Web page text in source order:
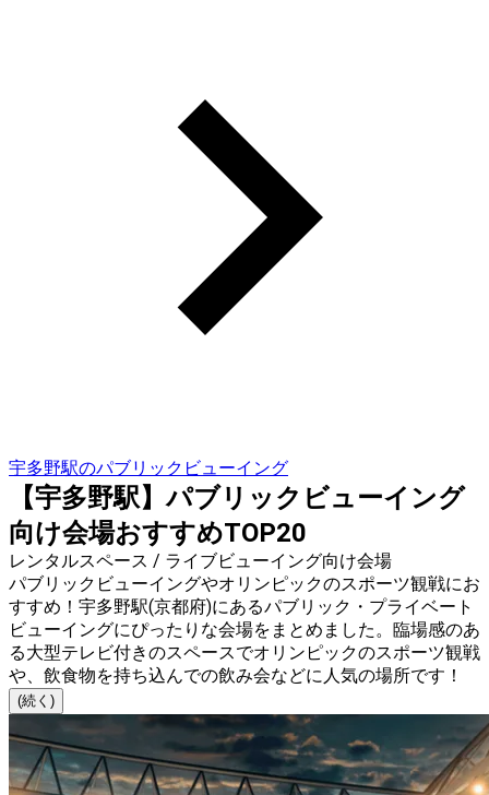
宇多野駅のパブリックビューイング
【宇多野駅】パブリックビューイング
向け会場おすすめTOP20
レンタルスペース / ライブビューイング向け会場
パブリックビューイングやオリンピックのスポーツ観戦にお
すすめ！宇多野駅(京都府)にあるパブリック・プライベート
ビューイングにぴったりな会場をまとめました。臨場感のあ
る大型テレビ付きのスペースでオリンピックのスポーツ観戦
や、飲食物を持ち込んでの飲み会などに人気の場所です！
(続く)